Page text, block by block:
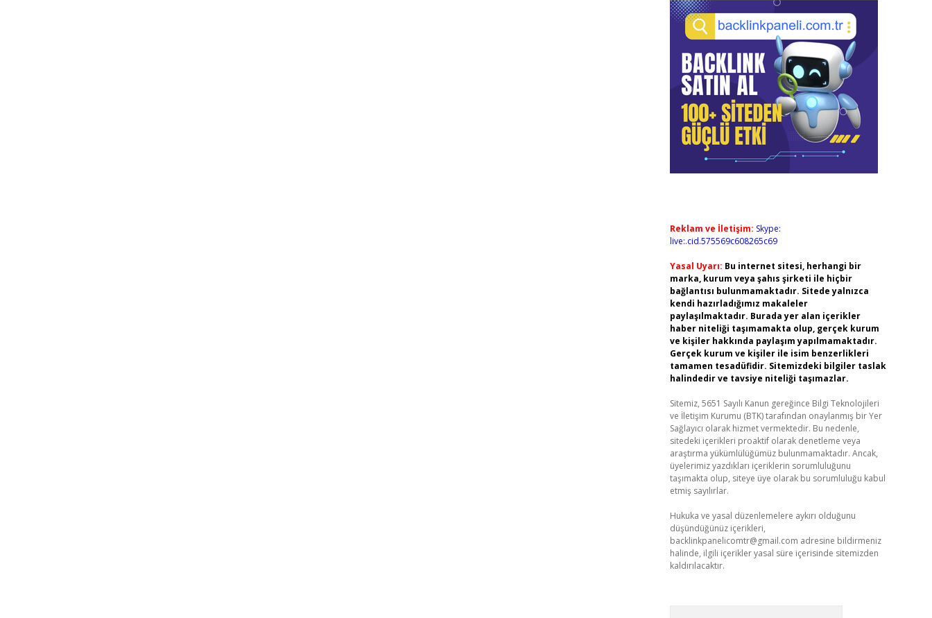
Reklam ve İletişim: Skype:
live:.cid.575569c608265c69
Yasal Uyarı: Bu internet sitesi, herhangi bir
marka, kurum veya şahıs şirketi ile hiçbir
bağlantısı bulunmamaktadır. Sitede yalnızca
kendi hazırladığımız makaleler
paylaşılmaktadır. Burada yer alan içerikler
haber niteliği taşımamakta olup, gerçek kurum
ve kişiler hakkında paylaşım yapılmamaktadır.
Gerçek kurum ve kişiler ile isim benzerlikleri
tamamen tesadüfidir. Sitemizdeki bilgiler taslak
halindedir ve tavsiye niteliği taşımazlar.
Sitemiz, 5651 Sayılı Kanun gereğince Bilgi Teknolojileri
ve İletişim Kurumu (BTK) tarafından onaylanmış bir Yer
Sağlayıcı olarak hizmet vermektedir. Bu nedenle,
sitedeki içerikleri proaktif olarak denetleme veya
araştırma yükümlülüğümüz bulunmamaktadır. Ancak,
üyelerimiz yazdıkları içeriklerin sorumluluğunu
taşımakta olup, siteye üye olarak bu sorumluluğu kabul
etmiş sayılırlar.
Hukuka ve yasal düzenlemelere aykırı olduğunu
düşündüğünüz içerikleri,
backlinkpanelicomtr@gmail.com adresine bildirmeniz
halinde, ilgili içerikler yasal süre içerisinde sitemizden
kaldırılacaktır.